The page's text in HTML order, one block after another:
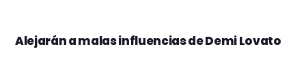
Alejarán a malas influencias de Demi Lovato